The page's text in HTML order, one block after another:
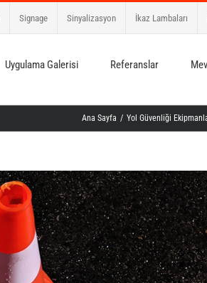
Signage Sinyalizasyon İkaz Lambaları
Uygulama Galerisi Referanslar
Ana Sayfa / Yol Güvenliği